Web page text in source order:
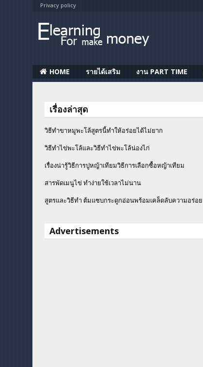
Privacy policy
HOME รายได้เสริม งาน PART TIME
เรื่องล่าสุด
วิธีทำขาหมูพะโล้สูตรนี้ทำให้อร่อยได้ไม่ยาก
วิธีทําไข่พะโล้และวิธีทำไข่พะโล้น่องไก่
เรื่องน่ารู้วิธีการปูหญ้าเทียมวิธีการเลือกซื้อหญ้าเทียม
สารพัดเมนูไข่ ทำง่ายใช้เวลาไม่นาน
สูตรและวิธีทำ ต้มแซบกระดูกอ่อนพร้อมเคล็ดลับความอร่อย
Advertisements